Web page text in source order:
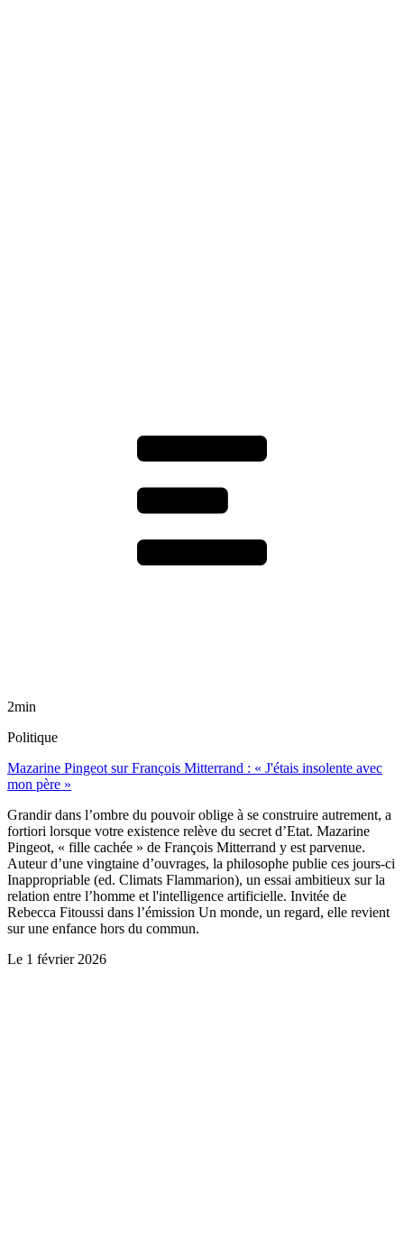
2min
Politique
Mazarine Pingeot sur François Mitterrand : « J'étais insolente avec
mon père »
Grandir dans l’ombre du pouvoir oblige à se construire autrement, a
fortiori lorsque votre existence relève du secret d’Etat. Mazarine
Pingeot, « fille cachée » de François Mitterrand y est parvenue.
Auteur d’une vingtaine d’ouvrages, la philosophe publie ces jours-ci
Inappropriable (ed. Climats Flammarion), un essai ambitieux sur la
relation entre l’homme et l'intelligence artificielle. Invitée de
Rebecca Fitoussi dans l’émission Un monde, un regard, elle revient
sur une enfance hors du commun.
Le 1 février 2026